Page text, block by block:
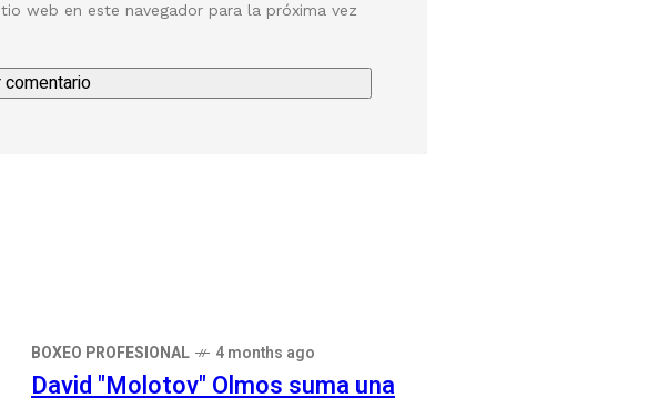
web en este navegador para la próxima vez
BOXEO PROFESIONAL 4 months ago
David "Molotov" Olmos suma una